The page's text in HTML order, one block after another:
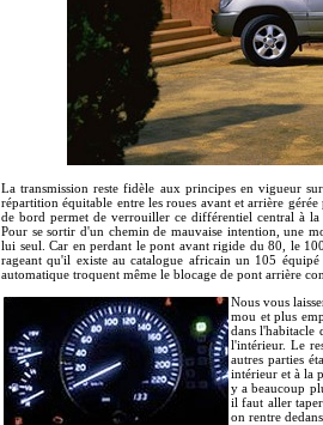
La transmission reste fidèle aux principes en vigueur
répartition équitable entre les roues avant et arrière
de bord permet de verrouiller ce différentiel central à
Pour se sortir d'un chemin de mauvaise intention, une
lui seul. Car en perdant le pont avant rigide du 80, le
rageant qu'il existe au catalogue africain un 105
automatique troquent même le blocage de pont arrière
Nous vous
mou et plus
dans l'habitacle
l'intérieur. Le
autres parties
intérieur et à la
y a beaucoup
il faut aller
on rentre